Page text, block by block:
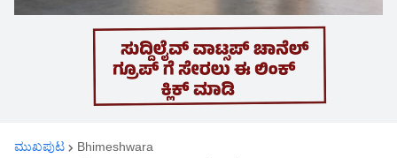
ಮುಖಪುಟ Bhimeshwara